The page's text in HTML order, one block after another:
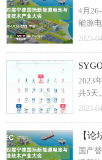
4月
能源
2023-
2023
共5天。
2023-
国产